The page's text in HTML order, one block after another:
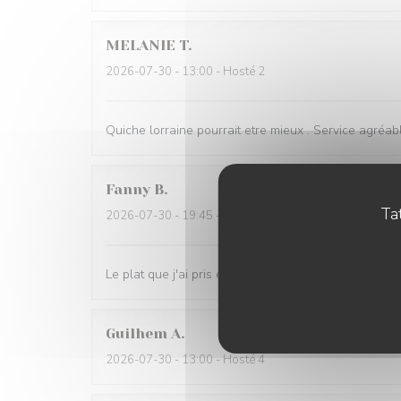
MELANIE T
2026-07-30 - 13:00 - Hosté 2
Quiche lorraine pourrait etre mieux . Service
Fanny B
2026-07-30 - 19:45 - Hosté 2
Le plat que j'ai pris était délicieux.
Guilhem A
2026-07-30 - 13:00 - Hosté 4